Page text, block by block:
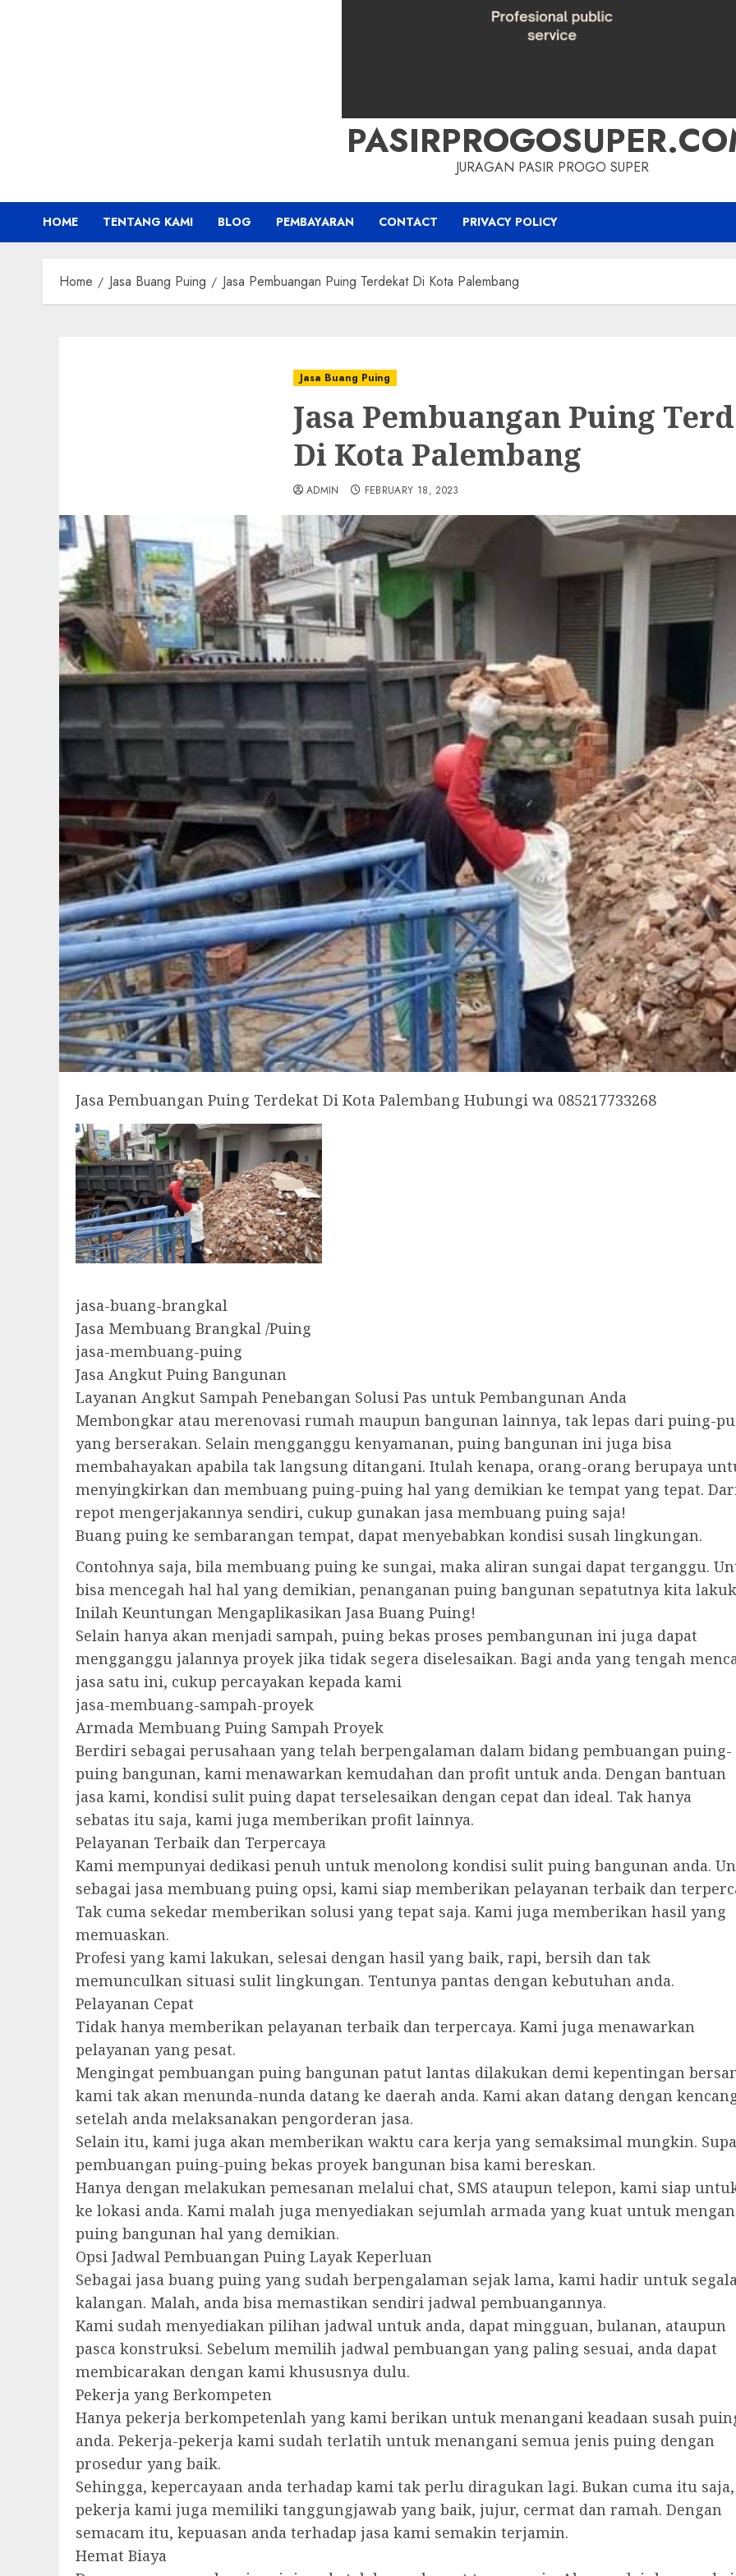
JURAGAN PASIR PROGO SUPER
HOME TENTANG KAMI BLOG PEMBAYARAN CONTACT PRIVACY POLICY
Home Jasa Buang Puing Jasa Pembuangan Puing Terdekat Di Kota Palembang
Jasa Buang Puing
Jasa Pembuangan Puing
Di Kota Palembang
ADMIN FEBRUARY 18, 2023
Jasa Pembuangan Puing Terdekat Di Kota Palembang Hubungi wa 085217733268
jasa-buang-brangkal
Jasa Membuang Brangkal /Puing
jasa-membuang-puing
Jasa Angkut Puing Bangunan
Layanan Angkut Sampah Penebangan Solusi Pas untuk Pembangunan Anda
Membongkar atau merenovasi rumah maupun bangunan lainnya, tak lepas dari puing-
yang berserakan. Selain mengganggu kenyamanan, puing bangunan ini juga bisa
membahayakan apabila tak langsung ditangani. Itulah kenapa, orang-orang berupaya
menyingkirkan dan membuang puing-puing hal yang demikian ke tempat yang tepat.
repot mengerjakannya sendiri, cukup gunakan jasa membuang puing saja!
Buang puing ke sembarangan tempat, dapat menyebabkan kondisi susah lingkungan.
Contohnya saja, bila membuang puing ke sungai, maka aliran sungai dapat terganggu.
bisa mencegah hal hal yang demikian, penanganan puing bangunan sepatutnya kita
Inilah Keuntungan Mengaplikasikan Jasa Buang Puing!
Selain hanya akan menjadi sampah, puing bekas proses pembangunan ini juga dapat
mengganggu jalannya proyek jika tidak segera diselesaikan. Bagi anda yang tengah
jasa satu ini, cukup percayakan kepada kami
jasa-membuang-sampah-proyek
Armada Membuang Puing Sampah Proyek
Berdiri sebagai perusahaan yang telah berpengalaman dalam bidang pembuangan puing-
puing bangunan, kami menawarkan kemudahan dan profit untuk anda. Dengan bantuan
jasa kami, kondisi sulit puing dapat terselesaikan dengan cepat dan ideal. Tak hanya
sebatas itu saja, kami juga memberikan profit lainnya.
Pelayanan Terbaik dan Terpercaya
Kami mempunyai dedikasi penuh untuk menolong kondisi sulit puing bangunan anda.
sebagai jasa membuang puing opsi, kami siap memberikan pelayanan terbaik dan
Tak cuma sekedar memberikan solusi yang tepat saja. Kami juga memberikan hasil yang
memuaskan.
Profesi yang kami lakukan, selesai dengan hasil yang baik, rapi, bersih dan tak
memunculkan situasi sulit lingkungan. Tentunya pantas dengan kebutuhan anda.
Pelayanan Cepat
Tidak hanya memberikan pelayanan terbaik dan terpercaya. Kami juga menawarkan
pelayanan yang pesat.
Mengingat pembuangan puing bangunan patut lantas dilakukan demi kepentingan
kami tak akan menunda-nunda datang ke daerah anda. Kami akan datang dengan
setelah anda melaksanakan pengorderan jasa.
Selain itu, kami juga akan memberikan waktu cara kerja yang semaksimal mungkin.
pembuangan puing-puing bekas proyek bangunan bisa kami bereskan.
Hanya dengan melakukan pemesanan melalui chat, SMS ataupun telepon, kami siap
ke lokasi anda. Kami malah juga menyediakan sejumlah armada yang kuat untuk
puing bangunan hal yang demikian.
Opsi Jadwal Pembuangan Puing Layak Keperluan
Sebagai jasa buang puing yang sudah berpengalaman sejak lama, kami hadir untuk
kalangan. Malah, anda bisa memastikan sendiri jadwal pembuangannya.
Kami sudah menyediakan pilihan jadwal untuk anda, dapat mingguan, bulanan, ataupun
pasca konstruksi. Sebelum memilih jadwal pembuangan yang paling sesuai, anda dapat
membicarakan dengan kami khususnya dulu.
Pekerja yang Berkompeten
Hanya pekerja berkompetenlah yang kami berikan untuk menangani keadaan susah
anda. Pekerja-pekerja kami sudah terlatih untuk menangani semua jenis puing dengan
prosedur yang baik.
Sehingga, kepercayaan anda terhadap kami tak perlu diragukan lagi. Bukan cuma itu saja,
pekerja kami juga memiliki tanggungjawab yang baik, jujur, cermat dan ramah. Dengan
semacam itu, kepuasan anda terhadap jasa kami semakin terjamin.
Hemat Biaya